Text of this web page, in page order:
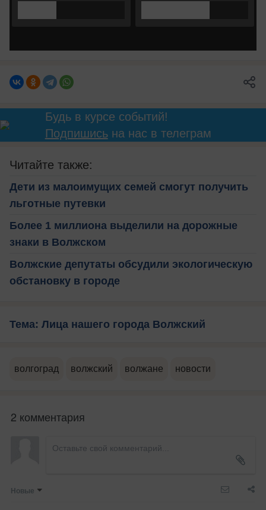
Будь в курсе событий!
Подпишисьна нас в телеграм
Читайте также:
Дети из малоимущих семей смогут получить
льготные путевки
Более 1 миллиона выделили на дорожные
знаки в Волжском
Волжские депутаты обсудили экологическую
обстановку в городе
Тема: Лица нашего города Волжский
волгоград волжский волжане новости
2 комментария
Новые